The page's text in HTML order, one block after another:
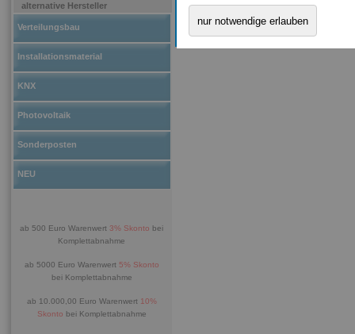
nur notwendige erlauben
alternative Hersteller
Verteilungsbau
Installationsmaterial
KNX
Photovoltaik
Sonderposten
NEU
ab 500 Euro Warenwert 3% Skonto bei
Komplettabnahme
ab 5000 Euro Warenwert 5% Skonto
bei Komplettabnahme
ab 10.000,00 Euro Warenwert 10%
Skonto bei Komplettabnahme